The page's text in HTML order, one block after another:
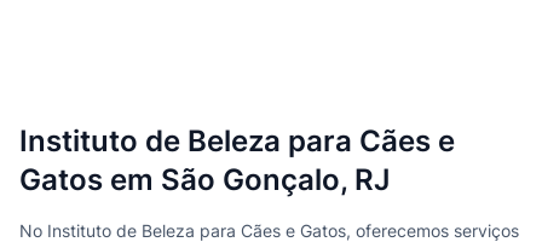
Instituto de Beleza para Cães e
Gatos em São Gonçalo, RJ
No Instituto de Beleza para Cães e Gatos, oferecemos serviços